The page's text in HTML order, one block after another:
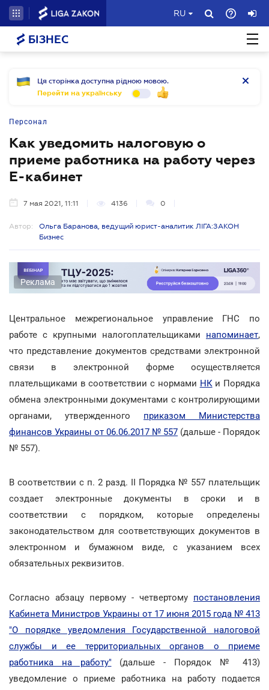
RU
БІЗНЕС
Ця сторінка доступна рідною мовою.
Перейти на українську
Персонал
Как уведомить налоговую о
приеме работника на работу через
Е-кабинет
7 мая 2021, 11:11 4136 0
Автор:
Ольга Баранова, ведущий юрист-аналитик ЛІГА:ЗАКОН
Бизнес
Реклама
Центральное межрегиональное управление ГНС по
работе с крупными налогоплательщиками напоминает,
что представление документов средствами электронной
связи в электронной форме осуществляется
плательщиками в соответствии с нормами НКи Порядка
обмена электронными документами с контролирующими
органами, утвержденного приказом Министерства
финансов Украины от 06.06.2017 № 557 (дальше - Порядок
№ 557).
В соответствии с п. 2 разд. ІІ Порядка № 557 плательщик
создает электронные документы в сроки и в
соответствии с порядком, которые определены
законодательством для соответствующих документов в
электронном и бумажном виде, с указанием всех
обязательных реквизитов.
Согласно абзацу первому - четвертому постановления
Кабинета Министров Украины от 17 июня 2015 года № 413
"О порядке уведомления Государственной налоговой
службы и ее территориальных органов о приеме
работника на работу" (дальше - Порядок № 413)
уведомление о приеме работника на работу подается